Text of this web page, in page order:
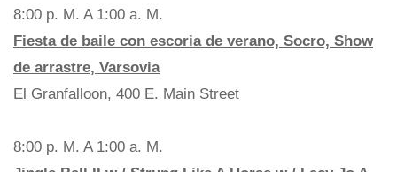
8:00 p. M. A 1:00 a. M.
Fiesta de baile con escoria de verano, Socro, Show
de arrastre, Varsovia
El Granfalloon, 400 E. Main Street
8:00 p. M. A 1:00 a. M.